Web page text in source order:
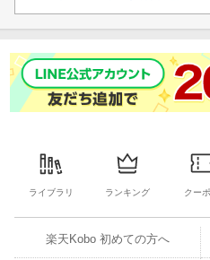
ライブラリ ランキング クー
楽天Kobo 初めての方へ